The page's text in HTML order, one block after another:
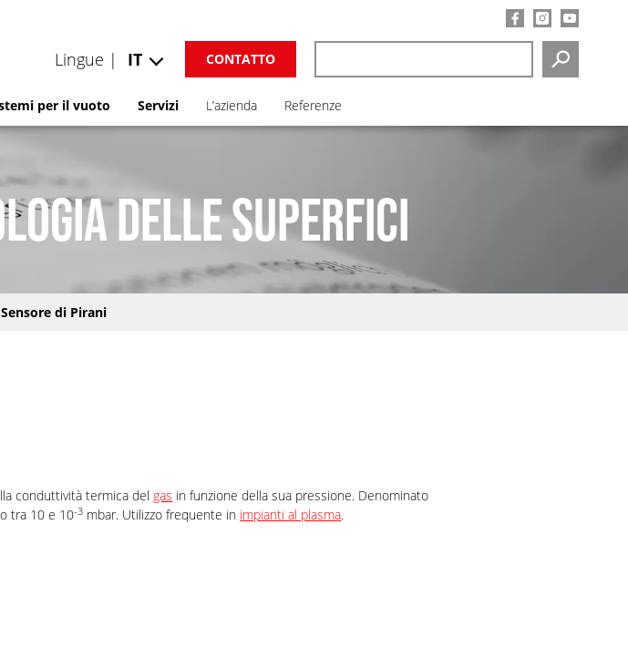
RICERCA
CONTATTO
Lingue | IT
per il vuoto Servizi L’azienda Referenze
DELLE SUPERFICI
Sensore di Pirani
conduttività termica del gas in funzione della sua pressione. Denominato
tra 10 e 10-3 mbar. Utilizzo frequente in impianti al plasma.